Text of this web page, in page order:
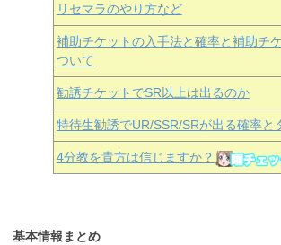
リセマラのやり方など
補助チケットの入手法と確率と補助チ
ついて
勧誘チケットでSR以上は出るのか
特待生勧誘でUR/SSR/SRが出る確率と
4分教を貴方は信じますか？
基本情報まとめ